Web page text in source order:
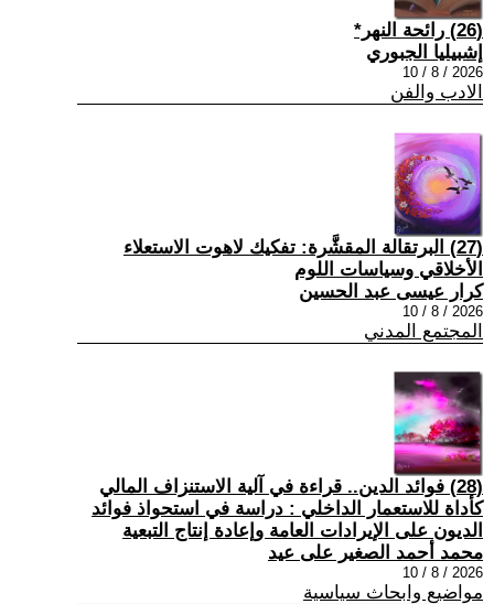
(26) رائحة النهر*
إشبيليا الجبوري
2026 / 8 / 10
الادب والفن
(27) البرتقالة المقشَّرة: تفكيك لاهوت الاستعلاء
الأخلاقي وسياسات اللوم
كرار عيسى عبد الحسين
2026 / 8 / 10
المجتمع المدني
(28) فوائد الدين.. قراءة في آلية الاستنزاف المالي
كأداة للاستعمار الداخلي : دراسة في استحواذ فوائد
الديون على الإيرادات العامة وإعادة إنتاج التبعية
محمد أحمد الصغير على عيد
2026 / 8 / 10
مواضيع وابحاث سياسية